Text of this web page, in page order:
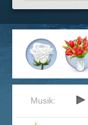
Musik: